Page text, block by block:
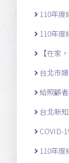
110年度
110年度
【在家
台北市
給照顧
台北新
COVID-
110年度